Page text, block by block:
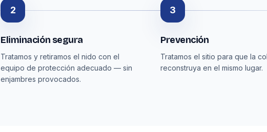
2
Eliminación segura
Tratamos y retiramos el nido con el
equipo de protección adecuado — sin
enjambres provocados.
3
Prevención
Tratamos el sitio para que la
reconstruya en el mismo lugar.